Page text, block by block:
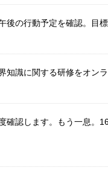
の行動予定を確認。目
識に関する研修をオン
確認します。もう一息。